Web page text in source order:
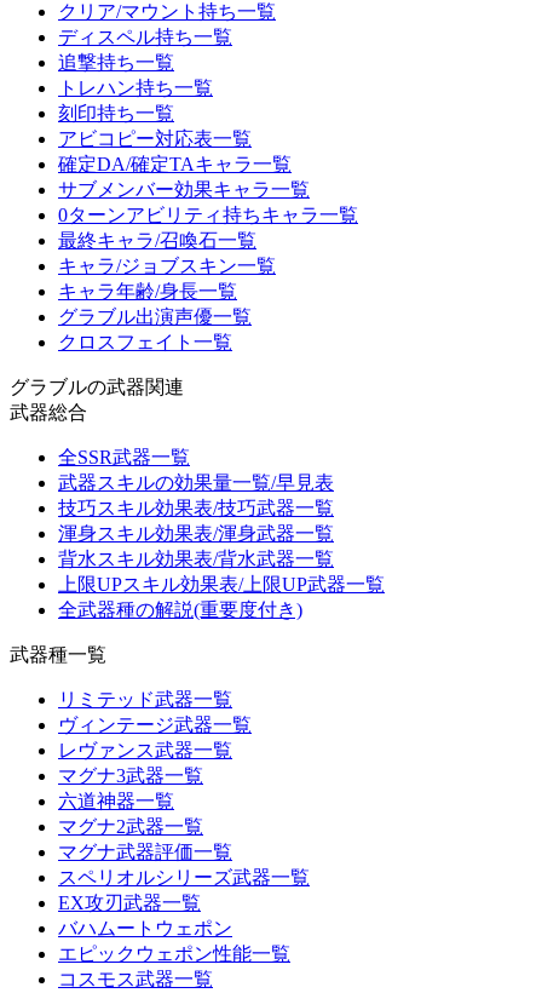
クリア/マウント持ち一覧
ディスペル持ち一覧
追撃持ち一覧
トレハン持ち一覧
刻印持ち一覧
アビコピー対応表一覧
確定DA/確定TAキャラ一覧
サブメンバー効果キャラ一覧
0ターンアビリティ持ちキャラ一覧
最終キャラ/召喚石一覧
キャラ/ジョブスキン一覧
キャラ年齢/身長一覧
グラブル出演声優一覧
クロスフェイト一覧
グラブルの武器関連
武器総合
全SSR武器一覧
武器スキルの効果量一覧/早見表
技巧スキル効果表/技巧武器一覧
渾身スキル効果表/渾身武器一覧
背水スキル効果表/背水武器一覧
上限UPスキル効果表/上限UP武器一覧
全武器種の解説(重要度付き)
武器種一覧
リミテッド武器一覧
ヴィンテージ武器一覧
レヴァンス武器一覧
マグナ3武器一覧
六道神器一覧
マグナ2武器一覧
マグナ武器評価一覧
スペリオルシリーズ武器一覧
EX攻刃武器一覧
バハムートウェポン
エピックウェポン性能一覧
コスモス武器一覧